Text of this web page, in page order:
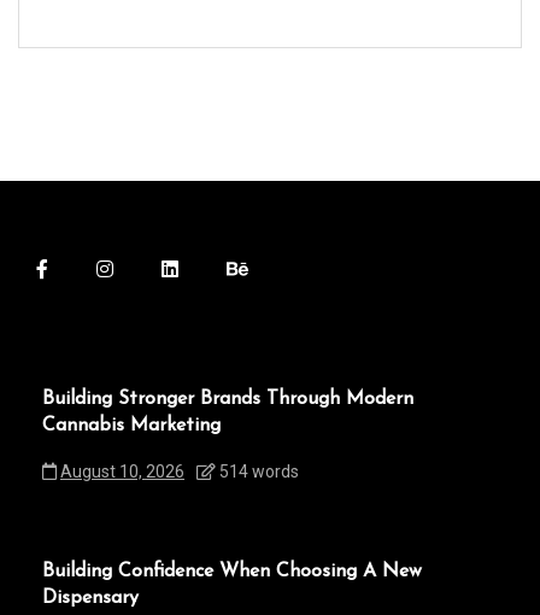
Building Stronger Brands Through Modern
Cannabis Marketing
August 10, 2026 514 words
Building Confidence When Choosing A New
Dispensary